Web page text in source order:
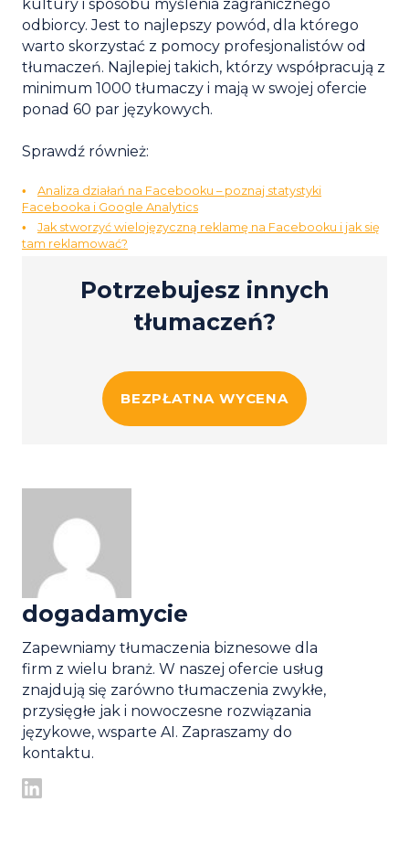
kultury i sposobu myślenia zagranicznego
odbiorcy. Jest to najlepszy powód, dla którego
warto skorzystać z pomocy profesjonalistów od
tłumaczeń. Najlepiej takich, którzy współpracują z
minimum 1000 tłumaczy i mają w swojej ofercie
ponad 60 par językowych.
Sprawdź również:
Analiza działań na Facebooku – poznaj statystyki
Facebooka i Google Analytics
Jak stworzyć wielojęzyczną reklamę na Facebooku i jak się
tam reklamować?
Potrzebujesz innych
tłumaczeń?
BEZPŁATNA WYCENA
dogadamycie
Zapewniamy tłumaczenia biznesowe dla
firm z wielu branż. W naszej ofercie usług
znajdują się zarówno tłumaczenia zwykłe,
przysięgłe jak i nowoczesne rozwiązania
językowe, wsparte AI. Zapraszamy do
kontaktu.